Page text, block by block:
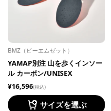
BMZ（ビーエムゼット）
YAMAP別注 山を歩くインソー
ル カーボン/UNISEX
¥16,596(税込)
サイズを選ぶ